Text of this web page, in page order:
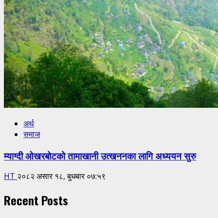
अर्थ
समाज
म्याग्दी ओखरबोटको तामाखानी उत्खननका लागि अध्ययन सुरु
HT २०८२ असार १८, बुधबार ०७:५९
Recent Posts